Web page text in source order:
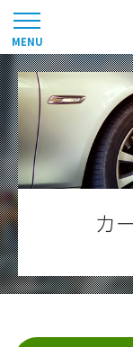
カ